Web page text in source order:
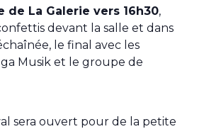
de La Galerie vers 16h30,
devant la salle et dans
le final avec les
Musik et le groupe de
sera ouvert pour de la petite